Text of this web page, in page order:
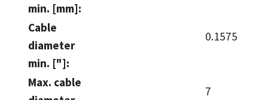
min. [mm]:
Cable
diameter
min. ["]:
0.1575
Max. cable
7